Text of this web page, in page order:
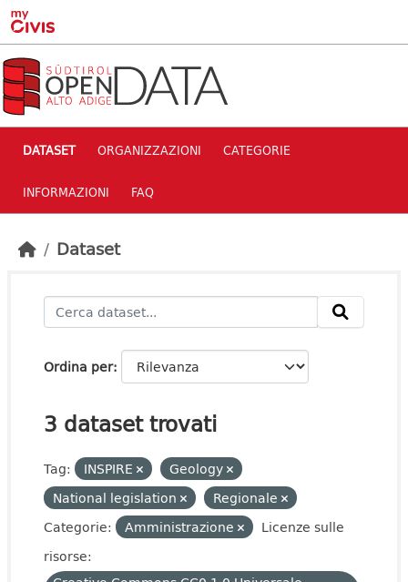
Skip to main content
DATASET ORGANIZZAZIONI CATEGORIE
INFORMAZIONI FAQ
Dataset
Ordina per
3 dataset trovati
Tag: INSPIRE
Geology
National legislation
Regionale
Categorie:
Amministrazione
Licenze sulle
risorse: